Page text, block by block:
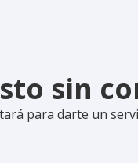
sin
para darte un